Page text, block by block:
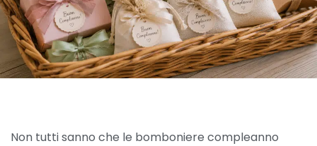
Non tutti sanno che le bomboniere compleanno